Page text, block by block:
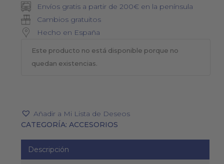
Envíos gratis a partir de 200€ en la península
Cambios gratuitos
Hecho en España
Este producto no está disponible porque no
quedan existencias.
Añadir a Mi Lista de Deseos
CATEGORÍA: ACCESORIOS
Descripción